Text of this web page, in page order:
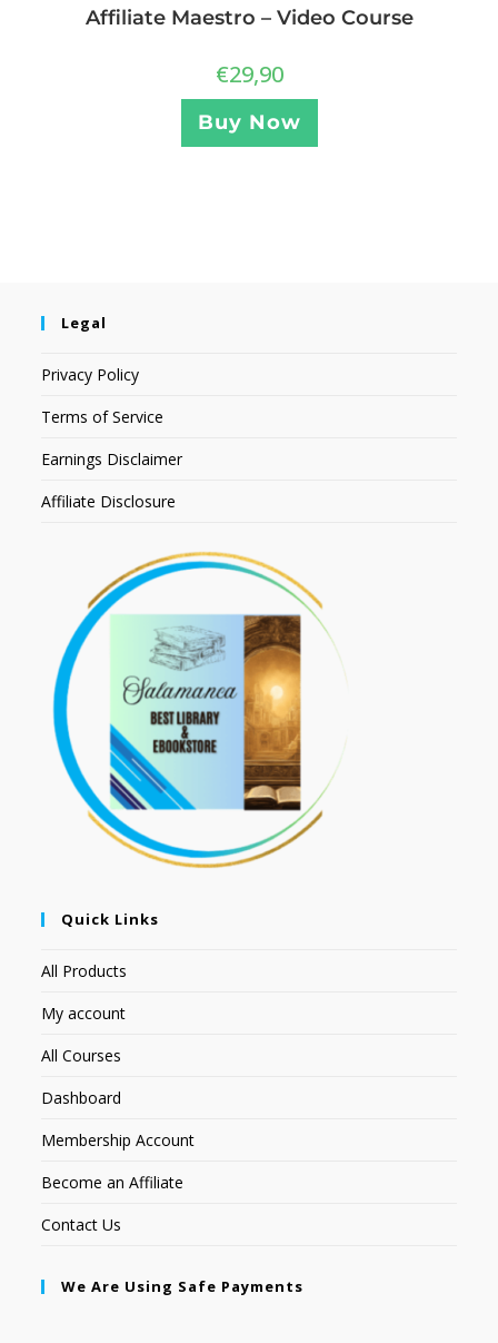
Affiliate Maestro – Video Course
€29,90
Buy Now
Legal
Privacy Policy
Terms of Service
Earnings Disclaimer
Affiliate Disclosure
Quick Links
All Products
My account
All Courses
Dashboard
Membership Account
Become an Affiliate
Contact Us
We Are Using Safe Payments